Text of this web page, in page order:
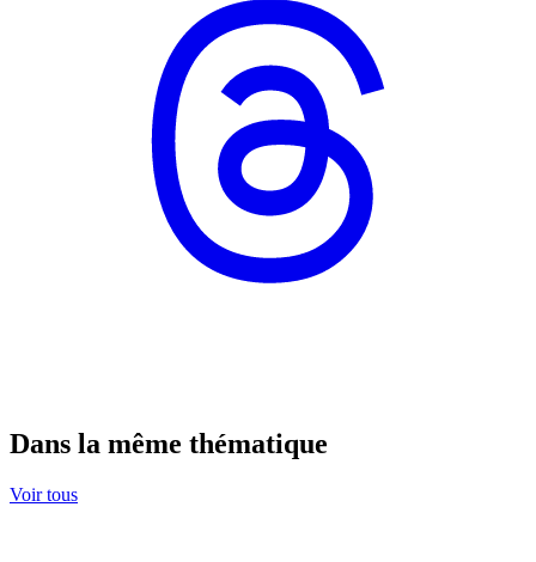
Dans la même thématique
Voir tous